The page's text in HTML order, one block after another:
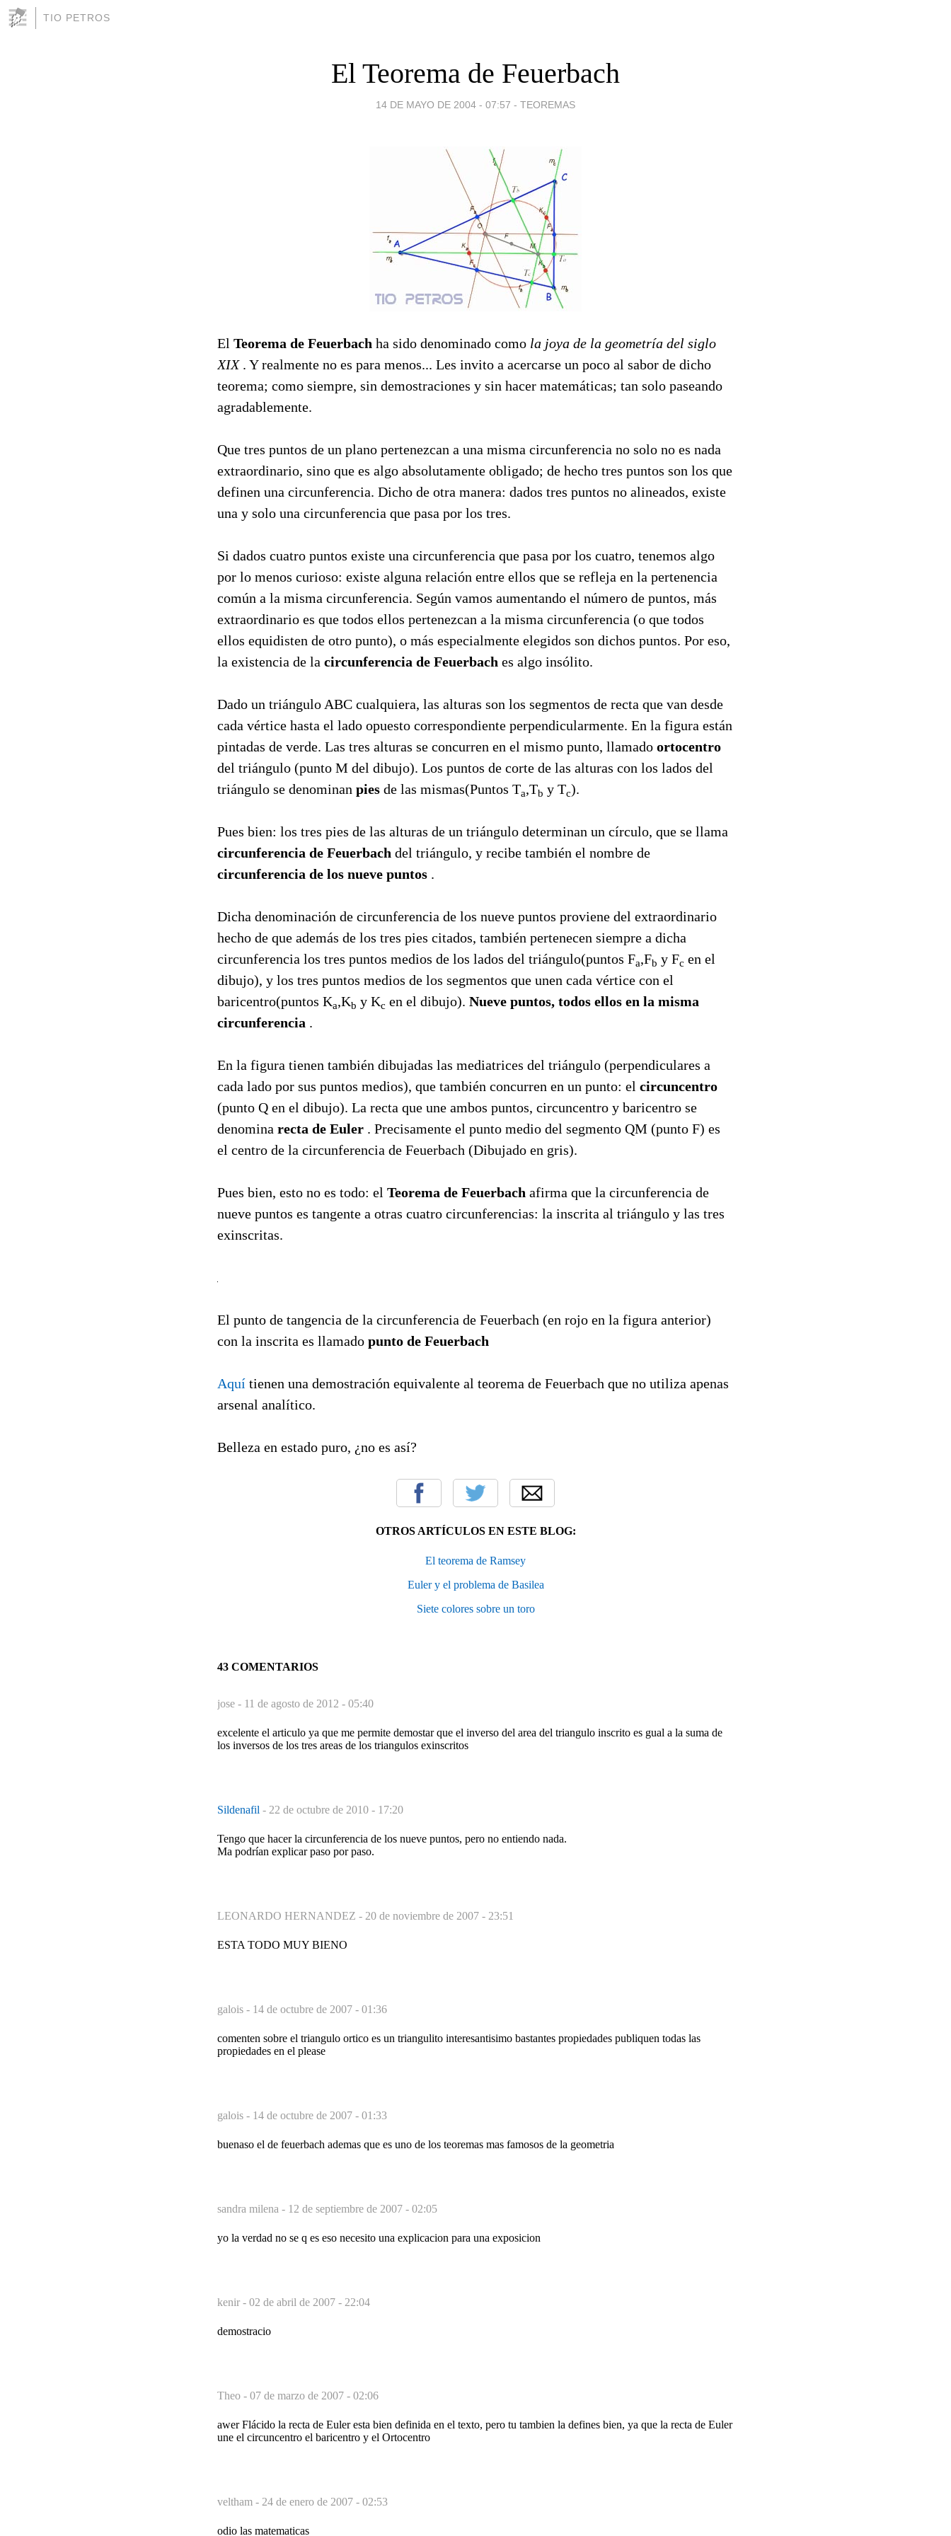
TIO PETROS
El Teorema de Feuerbach
14 DE MAYO DE 2004 - 07:57 - TEOREMAS
El Teorema de Feuerbach ha sido denominado como la joya de la geometría del siglo
XIX . Y realmente no es para menos... Les invito a acercarse un poco al sabor de dicho
teorema; como siempre, sin demostraciones y sin hacer matemáticas; tan solo paseando
agradablemente.
Que tres puntos de un plano pertenezcan a una misma circunferencia no solo no es nada
extraordinario, sino que es algo absolutamente obligado; de hecho tres puntos son los que
definen una circunferencia. Dicho de otra manera: dados tres puntos no alineados, existe
una y solo una circunferencia que pasa por los tres.
Si dados cuatro puntos existe una circunferencia que pasa por los cuatro, tenemos algo
por lo menos curioso: existe alguna relación entre ellos que se refleja en la pertenencia
común a la misma circunferencia. Según vamos aumentando el número de puntos, más
extraordinario es que todos ellos pertenezcan a la misma circunferencia (o que todos
ellos equidisten de otro punto), o más especialmente elegidos son dichos puntos. Por eso,
la existencia de la circunferencia de Feuerbach es algo insólito.
Dado un triángulo ABC cualquiera, las alturas son los segmentos de recta que van desde
cada vértice hasta el lado opuesto correspondiente perpendicularmente. En la figura están
pintadas de verde. Las tres alturas se concurren en el mismo punto, llamado ortocentro
del triángulo (punto M del dibujo). Los puntos de corte de las alturas con los lados del
triángulo se denominan pies de las mismas(Puntos Ta,Tb y Tc).
Pues bien: los tres pies de las alturas de un triángulo determinan un círculo, que se llama
circunferencia de Feuerbach del triángulo, y recibe también el nombre de
circunferencia de los nueve puntos .
Dicha denominación de circunferencia de los nueve puntos proviene del extraordinario
hecho de que además de los tres pies citados, también pertenecen siempre a dicha
circunferencia los tres puntos medios de los lados del triángulo(puntos Fa,Fb y Fc en el
dibujo), y los tres puntos medios de los segmentos que unen cada vértice con el
baricentro(puntos Ka,Kb y Kc en el dibujo). Nueve puntos, todos ellos en la misma
circunferencia .
En la figura tienen también dibujadas las mediatrices del triángulo (perpendiculares a
cada lado por sus puntos medios), que también concurren en un punto: el circuncentro
(punto Q en el dibujo). La recta que une ambos puntos, circuncentro y baricentro se
denomina recta de Euler . Precisamente el punto medio del segmento QM (punto F) es
el centro de la circunferencia de Feuerbach (Dibujado en gris).
Pues bien, esto no es todo: el Teorema de Feuerbach afirma que la circunferencia de
nueve puntos es tangente a otras cuatro circunferencias: la inscrita al triángulo y las tres
exinscritas.
El punto de tangencia de la circunferencia de Feuerbach (en rojo en la figura anterior)
con la inscrita es llamado punto de Feuerbach
Aquí tienen una demostración equivalente al teorema de Feuerbach que no utiliza apenas
arsenal analítico.
Belleza en estado puro, ¿no es así?
OTROS ARTÍCULOS EN ESTE BLOG:
El teorema de Ramsey
Euler y el problema de Basilea
Siete colores sobre un toro
43 COMENTARIOS
jose - 11 de agosto de 2012 - 05:40
excelente el articulo ya que me permite demostar que el inverso del area del triangulo inscrito es gual a la suma de
los inversos de los tres areas de los triangulos exinscritos
Sildenafil - 22 de octubre de 2010 - 17:20
Tengo que hacer la circunferencia de los nueve puntos, pero no entiendo nada.
Ma podrían explicar paso por paso.
LEONARDO HERNANDEZ - 20 de noviembre de 2007 - 23:51
ESTA TODO MUY BIENO
galois - 14 de octubre de 2007 - 01:36
comenten sobre el triangulo ortico es un triangulito interesantisimo bastantes propiedades publiquen todas las
propiedades en el please
galois - 14 de octubre de 2007 - 01:33
buenaso el de feuerbach ademas que es uno de los teoremas mas famosos de la geometria
sandra milena - 12 de septiembre de 2007 - 02:05
yo la verdad no se q es eso necesito una explicacion para una exposicion
kenir - 02 de abril de 2007 - 22:04
demostracio
Theo - 07 de marzo de 2007 - 02:06
awer Flácido la recta de Euler esta bien definida en el texto, pero tu tambien la defines bien, ya que la recta de Euler
une el circuncentro el baricentro y el Ortocentro
veltham - 24 de enero de 2007 - 02:53
odio las matematicas